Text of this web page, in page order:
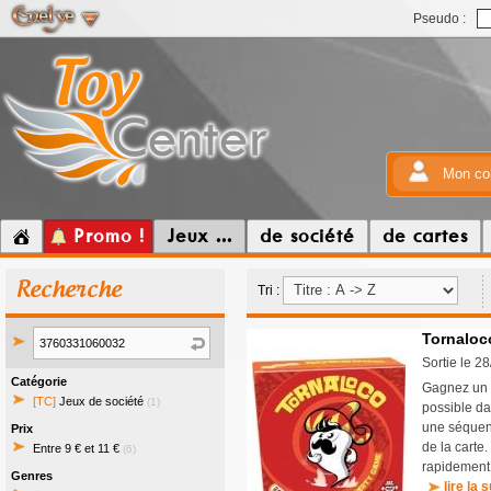
Pseudo :
Mon
Promo ! Jeux ... de société de cartes
Recherche
Catégorie
[TC] Jeux de société (1)
Prix
Entre 9 € et 11 € (6)
Genres
Tri :
Sortie le
Gagnez un
possible
une
de la
lire la